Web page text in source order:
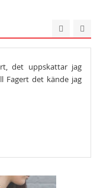
det uppskattar jag
Fagert det kände jag